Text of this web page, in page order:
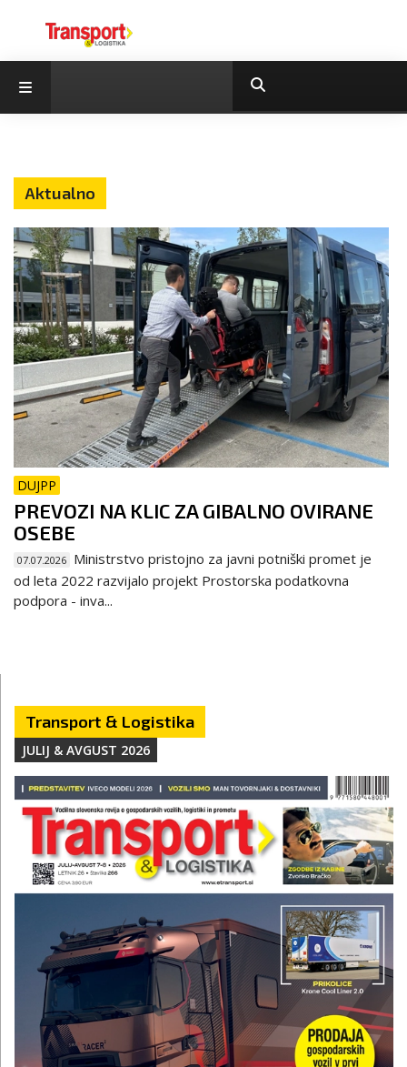
Aktualno
DUJPP
PREVOZI NA KLIC ZA GIBALNO OVIRANE
OSEBE
07.07.2026 Ministrstvo pristojno za javni potniški promet je
od leta 2022 razvijalo projekt Prostorska podatkovna
podpora - inva...
Transport & Logistika
JULIJ & AVGUST 2026